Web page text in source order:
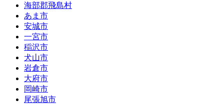
海部郡飛島村
あま市
安城市
一宮市
稲沢市
犬山市
岩倉市
大府市
岡崎市
尾張旭市